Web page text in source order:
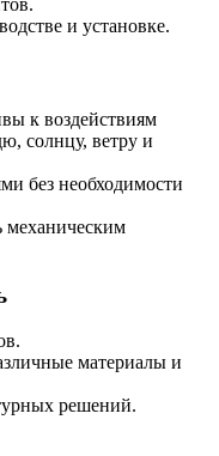
и установке.
к воздействиям
солнцу, ветру и
без необходимости
механическим
материалы и
решений.